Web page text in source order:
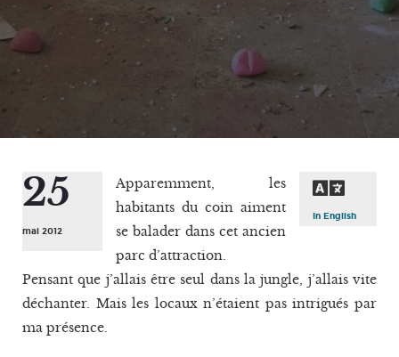
25
mai 2012
In English
Apparemment, les
habitants du coin aiment
se balader dans cet ancien
parc d’attraction.
Pensant que j’allais être seul dans la jungle, j’allais vite
déchanter. Mais les locaux n’étaient pas intrigués par
ma présence.